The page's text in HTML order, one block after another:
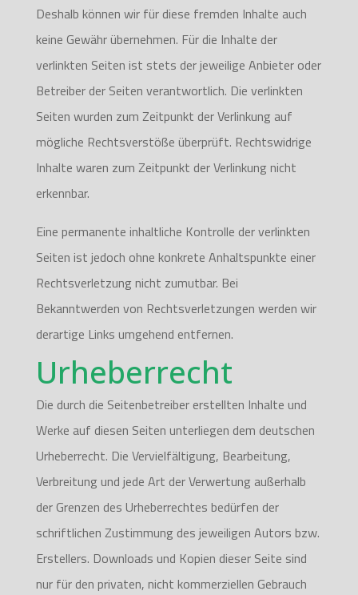
Deshalb können wir für diese fremden Inhalte auch
keine Gewähr übernehmen. Für die Inhalte der
verlinkten Seiten ist stets der jeweilige Anbieter oder
Betreiber der Seiten verantwortlich. Die verlinkten
Seiten wurden zum Zeitpunkt der Verlinkung auf
mögliche Rechtsverstöße überprüft. Rechtswidrige
Inhalte waren zum Zeitpunkt der Verlinkung nicht
erkennbar.
Eine permanente inhaltliche Kontrolle der verlinkten
Seiten ist jedoch ohne konkrete Anhaltspunkte einer
Rechtsverletzung nicht zumutbar. Bei
Bekanntwerden von Rechtsverletzungen werden wir
derartige Links umgehend entfernen.
Urheberrecht
Die durch die Seitenbetreiber erstellten Inhalte und
Werke auf diesen Seiten unterliegen dem deutschen
Urheberrecht. Die Vervielfältigung, Bearbeitung,
Verbreitung und jede Art der Verwertung außerhalb
der Grenzen des Urheberrechtes bedürfen der
schriftlichen Zustimmung des jeweiligen Autors bzw.
Erstellers. Downloads und Kopien dieser Seite sind
nur für den privaten, nicht kommerziellen Gebrauch